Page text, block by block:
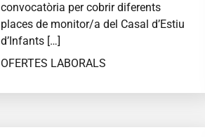
convocatòria per cobrir diferents
places de monitor/a del Casal d’Estiu
d’Infants […]
OFERTES LABORALS